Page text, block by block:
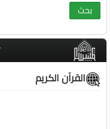
القرآن الكريم